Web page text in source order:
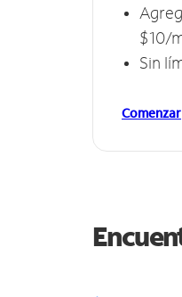
$10/
Sin
Comenzar